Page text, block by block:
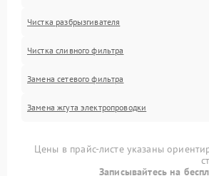
Чистка разбрызгивателя
Чистка сливного фильтра
Замена сетевого фильтра
Замена жгута электропроводки
Цены в прайс-листе указаны
Записывайтесь на